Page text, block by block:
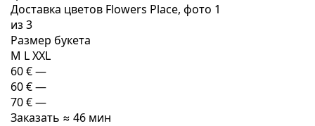
Размер букета
M LXXL
60 €—
60 €—
70 €—
Заказать ≈ 46 мин